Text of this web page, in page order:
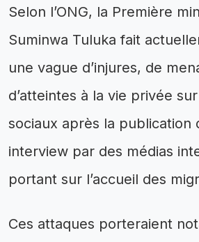
Selon l’ONG, la Première
Suminwa Tuluka fait
une vague d’injures, de
d’atteintes à la vie privée
sociaux après la publication
interview par des médias
portant sur l’accueil des
Ces attaques porteraient